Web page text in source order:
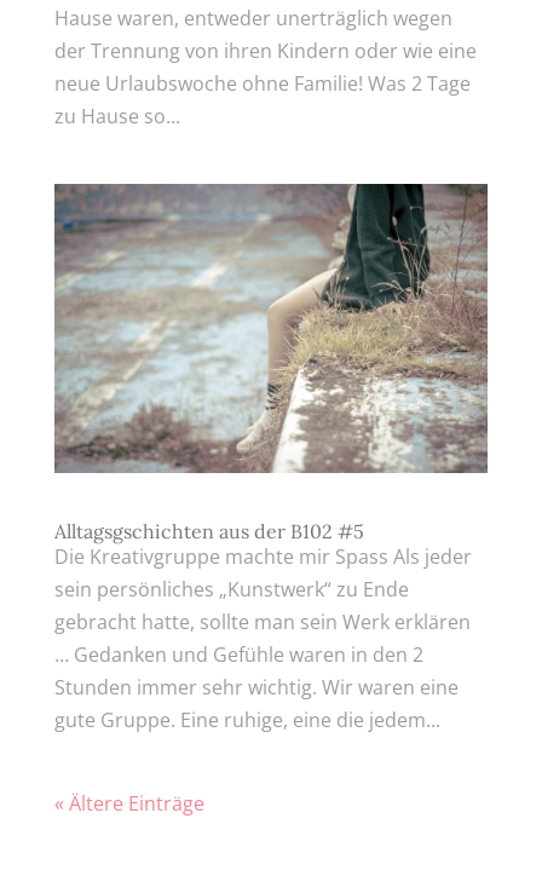
Hause waren, entweder unerträglich wegen
der Trennung von ihren Kindern oder wie eine
neue Urlaubswoche ohne Familie! Was 2 Tage
zu Hause so...
Alltagsgschichten aus der B102 #5
Die Kreativgruppe machte mir Spass Als jeder
sein persönliches „Kunstwerk“ zu Ende
gebracht hatte, sollte man sein Werk erklären
… Gedanken und Gefühle waren in den 2
Stunden immer sehr wichtig. Wir waren eine
gute Gruppe. Eine ruhige, eine die jedem...
« Ältere Einträge